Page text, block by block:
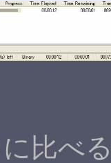
比べ